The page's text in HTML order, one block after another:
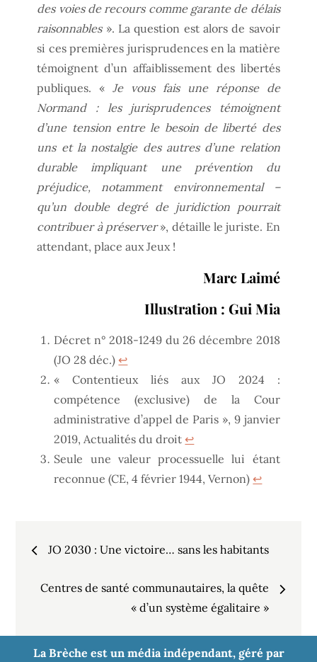
des voies de recours comme garante de délais
raisonnables». La question est alors de savoir
si ces premières jurisprudences en la matière
témoignent d’un affaiblissement des libertés
publiques. «Je vous fais une réponse de
Normand : les jurisprudences témoignent
d’une tension entre le besoin de liberté des
uns et la nostalgie des autres d’une relation
durable impliquant une prévention du
préjudice, notamment environnemental –
qu’un double degré de juridiction pourrait
contribuer à préserver», détaille le juriste. En
attendant, place aux Jeux !
Marc Laimé
Illustration : Gui Mia
Décret n° 2018-1249 du 26 décembre 2018
(JO 28 déc.) ↩︎
« Contentieux liés aux JO 2024 :
compétence (exclusive) de la Cour
administrative d’appel de Paris », 9 janvier
2019, Actualités du droit ↩︎
Seule une valeur processuelle lui étant
reconnue (CE, 4 février 1944, Vernon) ↩︎
Navigation
de
JO 2030 : Une victoire… sans les habitants
Centres de santé communautaires, la quête
« d’un système égalitaire »
La Brèche est un média indépendant, géré par